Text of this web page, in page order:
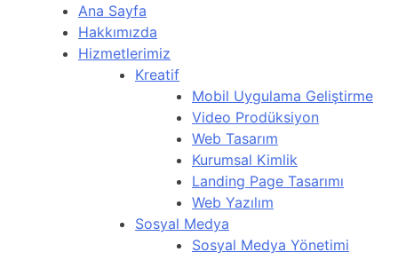
Ana Sayfa
Hakkımızda
Hizmetlerimiz
Kreatif
Mobil Uygulama Geliştirme
Video Prodüksiyon
Web Tasarım
Kurumsal Kimlik
Landing Page Tasarımı
Web Yazılım
Sosyal Medya
Sosyal Medya Yönetimi